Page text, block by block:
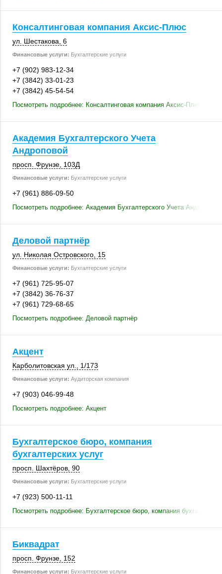
Консалтинговая компания Аксис-Плюс
ул. Шестакова, 6
Финансовые услуги: Бухгалтерские услуги
+7 (902) 983-12-34
+7 (3842) 33-01-23
+7 (3842) 45-54-54
Посмотреть подробнее: Консалтинговая компания Аксис-Плюс
Академия Бухгалтерского Учета
Андроповой
просп. Фрунзе 103Д
Финансовые услуги: Бухгалтерские услуги
+7 (961) 886-09-50
Посмотреть подробнее: Академия Бухгалтерского Учета Андроповой
Деловой партнёр
ул. Николая Островского, 15
Финансовые услуги: Бухгалтерские услуги
+7 (961) 725-95-07
+7 (3842) 36-76-37
+7 (961) 729-68-65
Посмотреть подробнее: Деловой партнёр
Акцент
Карболитовская ул. 1/173
Финансовые услуги: Аудиторская компания
+7 (903) 046-99-48
Посмотреть подробнее: Акцент
Бухгалтерское бюро, компания
бухгалтерских услуг
просп. Шахтёров, 90
Финансовые услуги: Бухгалтерские услуги
+7 (923) 500-11-11
Посмотреть подробнее: Бухгалтерское бюро, компания
Биквадрат
просп. Фрунзе 152
Финансовые услуги: Бухгалтерские услуги